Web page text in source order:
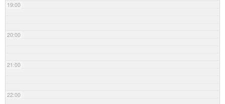
19:00
20:00
21:00
22:00